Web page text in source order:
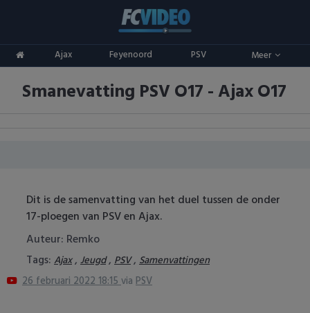
Ajax Feyenoord PSV Meer
ADO Den Haag
Ajax
FC Twente
FC Utrecht
Feyenoord
Competities
Eredivisie
Vrouwenvoetbal
Champions League
Europa League
Oranje
Smanevatting PSV O17 - Ajax O17
Dit is de samenvatting van het duel tussen de onder
17-ploegen van PSV en Ajax.
Auteur: Remko
Tags: Ajax, Jeugd, PSV, Samenvattingen
26 februari 2022 18:15via PSV